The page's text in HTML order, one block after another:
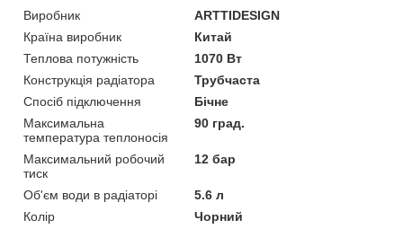
Виробник
ARTTIDESIGN
Країна виробник
Китай
Теплова потужність
1070 Вт
Конструкція радіатора
Трубчаста
Спосіб підключення
Бічне
Максимальна
температура теплоносія
90 град.
Максимальний робочий
тиск
12 бар
Об'єм води в радіаторі
5.6 л
Колір
Чорний